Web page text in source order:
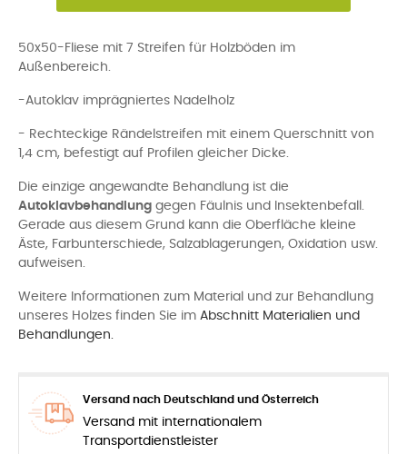
50x50-Fliese mit 7 Streifen für Holzböden im
Außenbereich.
-Autoklav imprägniertes Nadelholz
- Rechteckige Rändelstreifen mit einem Querschnitt von
1,4 cm, befestigt auf Profilen gleicher Dicke.
Die einzige angewandte Behandlung ist die
Autoklavbehandlung gegen Fäulnis und Insektenbefall.
Gerade aus diesem Grund kann die Oberfläche kleine
Äste, Farbunterschiede, Salzablagerungen, Oxidation usw.
aufweisen.
Weitere Informationen zum Material und zur Behandlung
unseres Holzes finden Sie im Abschnitt Materialien und
Behandlungen.
Versand nach Deutschland und Österreich
Versand mit internationalem
Transportdienstleister